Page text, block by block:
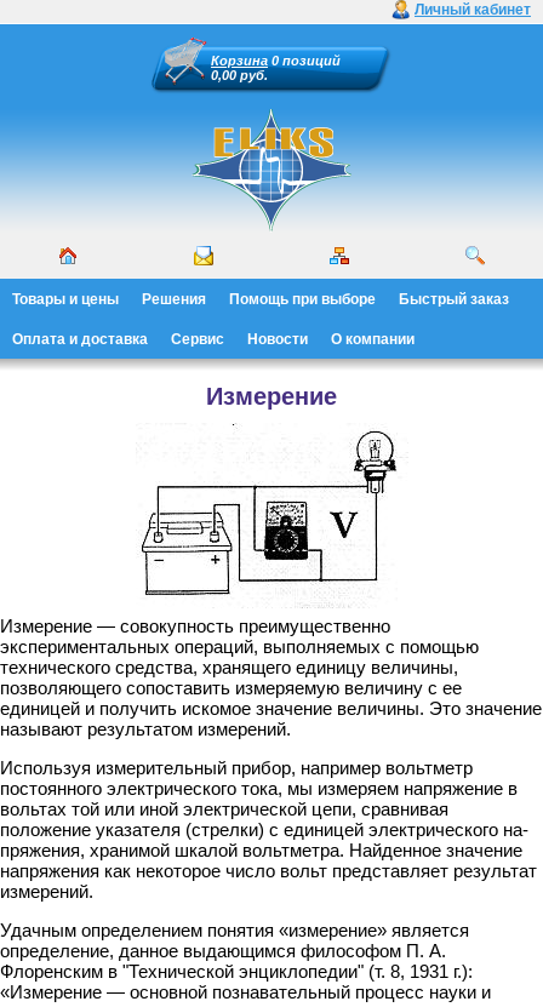
Личный кабинет
Корзина 0 позиций
0,00 руб.
Товары и цены Решения Помощь при выборе Быстрый заказ
Оплата и доставка Сервис Новости О компании
Измерение
Измерение — совокупность преимущественно
экспериментальных операций, выполняемых с помощью
технического средства, хранящего единицу величины,
позволяющего сопоставить измеряемую величину с ее
единицей и получить ис­комое значение величины. Это значение
называют результатом измерений.
Используя измерительный прибор, например вольтметр
постоянного элект­рического тока, мы измеряем напряжение в
вольтах той или иной электрической цепи, сравнивая
положение указателя (стрелки) с единицей электрического на­
пряжения, хранимой шкалой вольтметра. Найденное значение
напряжения как некоторое число вольт представляет результат
измерений.
Удачным определением понятия «измерение» является
определение, данное выдающимся философом П. А.
Флоренским в "Технической энциклопедии" (т. 8, 1931 г.):
«Измерение — основной познавательный процесс науки и